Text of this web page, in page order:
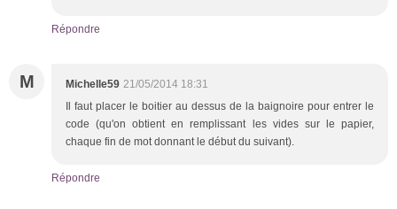
Répondre
M Michelle59 21/05/2014 18:31
Il faut placer le boitier au dessus de la baignoire pour entrer le
code (qu'on obtient en remplissant les vides sur le papier,
chaque fin de mot donnant le début du suivant).
Répondre